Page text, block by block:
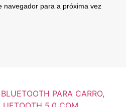
navegador para a próxima vez